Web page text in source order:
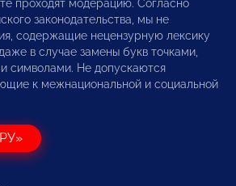
проходят модерацию. Согласно
законодательства, мы не
содержащие нецензурную лексику
в случае замены букв точками,
символами. Не допускаются
к межнациональной и социальной